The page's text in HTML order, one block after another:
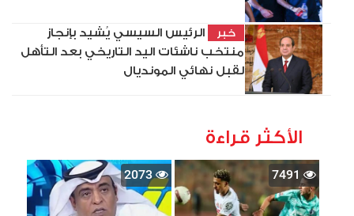
خبر
الرئيس السيسي يُشيد بإنجاز
منتخب ناشئات اليد التاريخي بعد التأهل
لقبل نهائي المونديال
الأكثر قراءة
7491
2073